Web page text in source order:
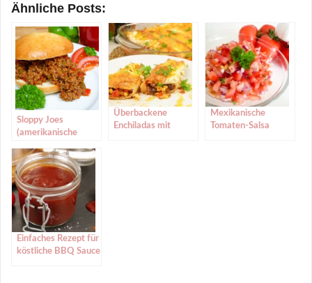
Ähnliche Posts:
Sloppy Joes
(amerikanische
Überbackene
Enchiladas mit
Mexikanische
Tomaten-Salsa
Einfaches Rezept für
köstliche BBQ Sauce